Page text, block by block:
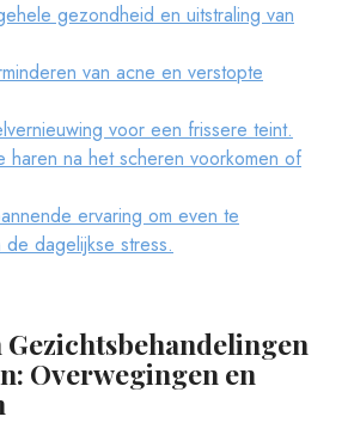
gezondheid en uitstraling van
van acne en verstopte
voor een frissere teint.
haren na het scheren voorkomen of
ervaring om even te
dagelijkse stress.
Gezichtsbehandelingen
Overwegingen en